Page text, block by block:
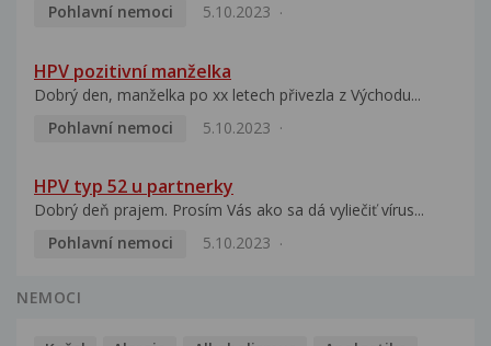
Pohlavní nemoci
5.10.2023
HPV pozitivní manželka
Dobrý den, manželka po xx letech přivezla z Východu...
Pohlavní nemoci
5.10.2023
HPV typ 52 u partnerky
Dobrý deň prajem. Prosím Vás ako sa dá vyliečiť vírus...
Pohlavní nemoci
5.10.2023
NEMOCI